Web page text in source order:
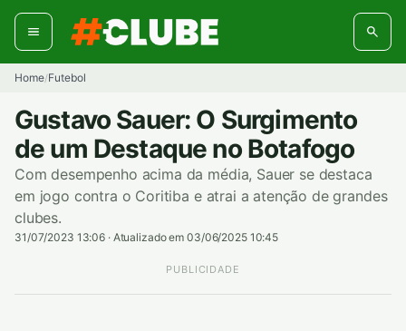
Pular
para
conteúdo
Home/Futebol
Gustavo Sauer: O Surgimento
de um Destaque no Botafogo
Com desempenho acima da média, Sauer se destaca
em jogo contra o Coritiba e atrai a atenção de grandes
clubes.
31/07/2023 13:06 · Atualizado em 03/06/2025 10:45
PUBLICIDADE